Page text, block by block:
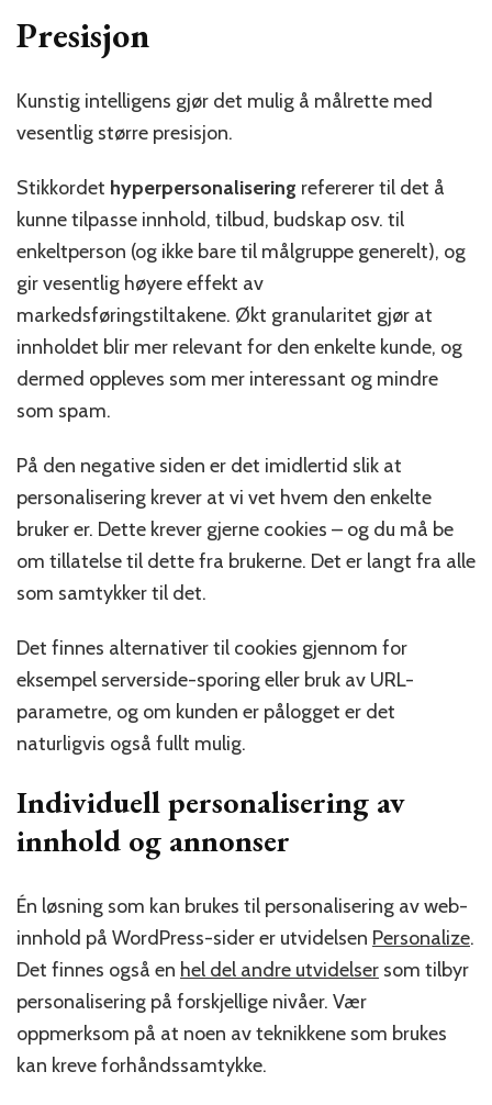
Presisjon
Kunstig intelligens gjør det mulig å målrette med
vesentlig større presisjon.
Stikkordet hyperpersonalisering refererer til det å
kunne tilpasse innhold, tilbud, budskap osv. til
enkeltperson (og ikke bare til målgruppe generelt), og
gir vesentlig høyere effekt av
markedsføringstiltakene. Økt granularitet gjør at
innholdet blir mer relevant for den enkelte kunde, og
dermed oppleves som mer interessant og mindre
som spam.
På den negative siden er det imidlertid slik at
personalisering krever at vi vet hvem den enkelte
bruker er. Dette krever gjerne cookies – og du må be
om tillatelse til dette fra brukerne. Det er langt fra alle
som samtykker til det.
Det finnes alternativer til cookies gjennom for
eksempel serverside-sporing eller bruk av URL-
parametre, og om kunden er pålogget er det
naturligvis også fullt mulig.
Individuell personalisering av
innhold og annonser
Én løsning som kan brukes til personalisering av web-
innhold på WordPress-sider er utvidelsen Personalize.
Det finnes også en hel del andre utvidelser som tilbyr
personalisering på forskjellige nivåer. Vær
oppmerksom på at noen av teknikkene som brukes
kan kreve forhåndssamtykke.